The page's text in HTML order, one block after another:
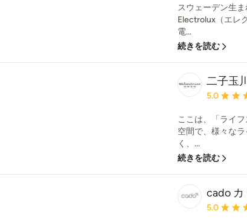
スウェーデン生
Electrolux（エレ
電...
続きを読む
二子玉
平均評価
5.0
ここは、「ライ
空間で、様々な
く、...
続きを読む
cado カ
平均評価
5.0